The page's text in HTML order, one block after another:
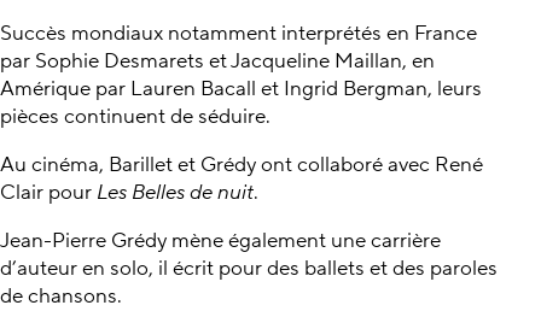
Succès mondiaux notamment interprétés en France
par Sophie Desmarets et Jacqueline Maillan, en
Amérique par Lauren Bacall et Ingrid Bergman, leurs
pièces continuent de séduire.
Au cinéma, Barillet et Grédy ont collaboré avec René
Clair pour Les Belles de nuit.
Jean-Pierre Grédy mène également une carrière
d’auteur en solo, il écrit pour des ballets et des paroles
de chansons.